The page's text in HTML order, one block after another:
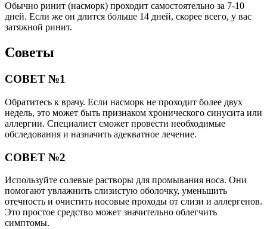
Обычно ринит (насморк) проходит самостоятельно за 7-10
дней. Если же он длится больше 14 дней, скорее всего, у вас
затяжной ринит.
Советы
СОВЕТ №1
Обратитесь к врачу. Если насморк не проходит более двух
недель, это может быть признаком хронического синусита или
аллергии. Специалист сможет провести необходимые
обследования и назначить адекватное лечение.
СОВЕТ №2
Используйте солевые растворы для промывания носа. Они
помогают увлажнить слизистую оболочку, уменьшить
отечность и очистить носовые проходы от слизи и аллергенов.
Это простое средство может значительно облегчить
симптомы.